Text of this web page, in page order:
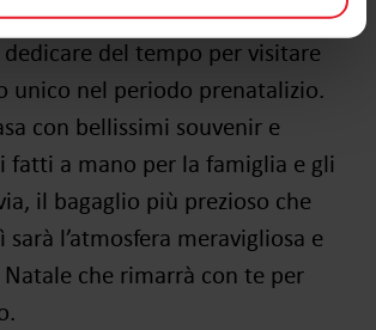
del tempo per visitare
unico nel periodo prenatalizio.
con bellissimi souvenir e
fatti a mano per la famiglia e gli
il bagaglio più prezioso che
l’atmosfera meravigliosa e
che rimarrà con te per